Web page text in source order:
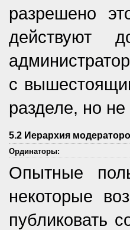
разрешено
действуют
с
разделе, но
5.2 Иерархия
Ординаторы:
Опытные
некоторые
публиковать